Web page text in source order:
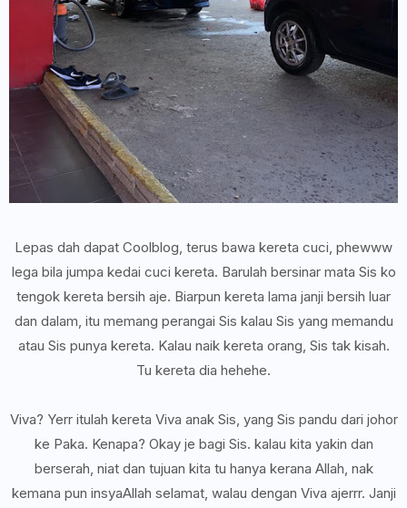
Lepas dah dapat Coolblog, terus bawa kereta cuci, phewww
lega bila jumpa kedai cuci kereta. Barulah bersinar mata Sis ko
tengok kereta bersih aje. Biarpun kereta lama janji bersih luar
dan dalam, itu memang perangai Sis kalau Sis yang memandu
atau Sis punya kereta. Kalau naik kereta orang, Sis tak kisah.
Tu kereta dia hehehe.
Viva? Yerr itulah kereta Viva anak Sis, yang Sis pandu dari johor
ke Paka. Kenapa? Okay je bagi Sis. kalau kita yakin dan
berserah, niat dan tujuan kita tu hanya kerana Allah, nak
kemana pun insyaAllah selamat, walau dengan Viva ajerrr. Janji